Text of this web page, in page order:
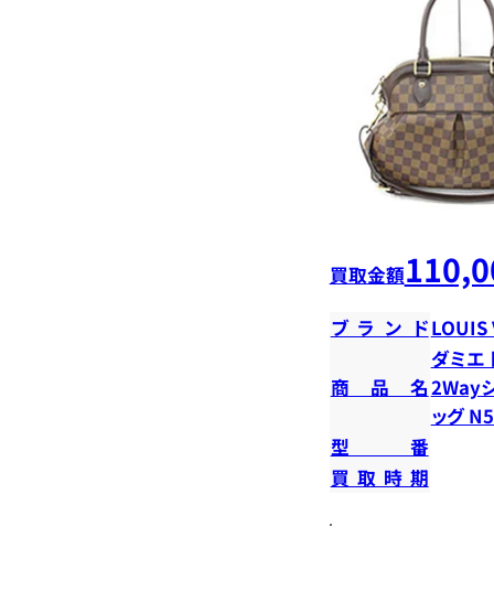
買取金額
ブランドLOUIS
商品名
ダミエ
2Way
ッグ
型番
買取時期